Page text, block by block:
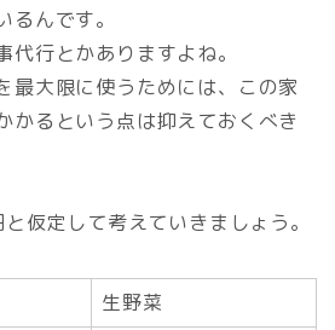
んです。
行とかありますよね。
最大限に使うためには、この家
かるという点は抑えておくべき
仮定して考えていきましょう。
生野菜